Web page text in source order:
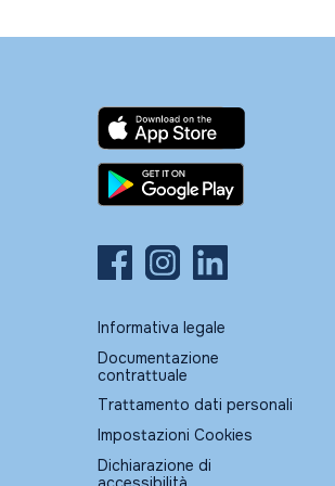
Informativa legale
Documentazione
contrattuale
Trattamento dati personali
Impostazioni Cookies
Dichiarazione di